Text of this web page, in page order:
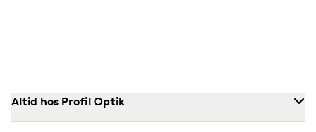
Altid hos Profil Optik